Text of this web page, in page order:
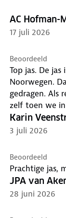
AC Hofman-
17 juli 2026
Beoordeeld
Top jas. De jas
Noorwegen.
gedragen. Als
zelf toen we
is het een
Karin
3 juli 2026
Beoordeeld
Prachtige jas,
JPA van
28 juni 2026